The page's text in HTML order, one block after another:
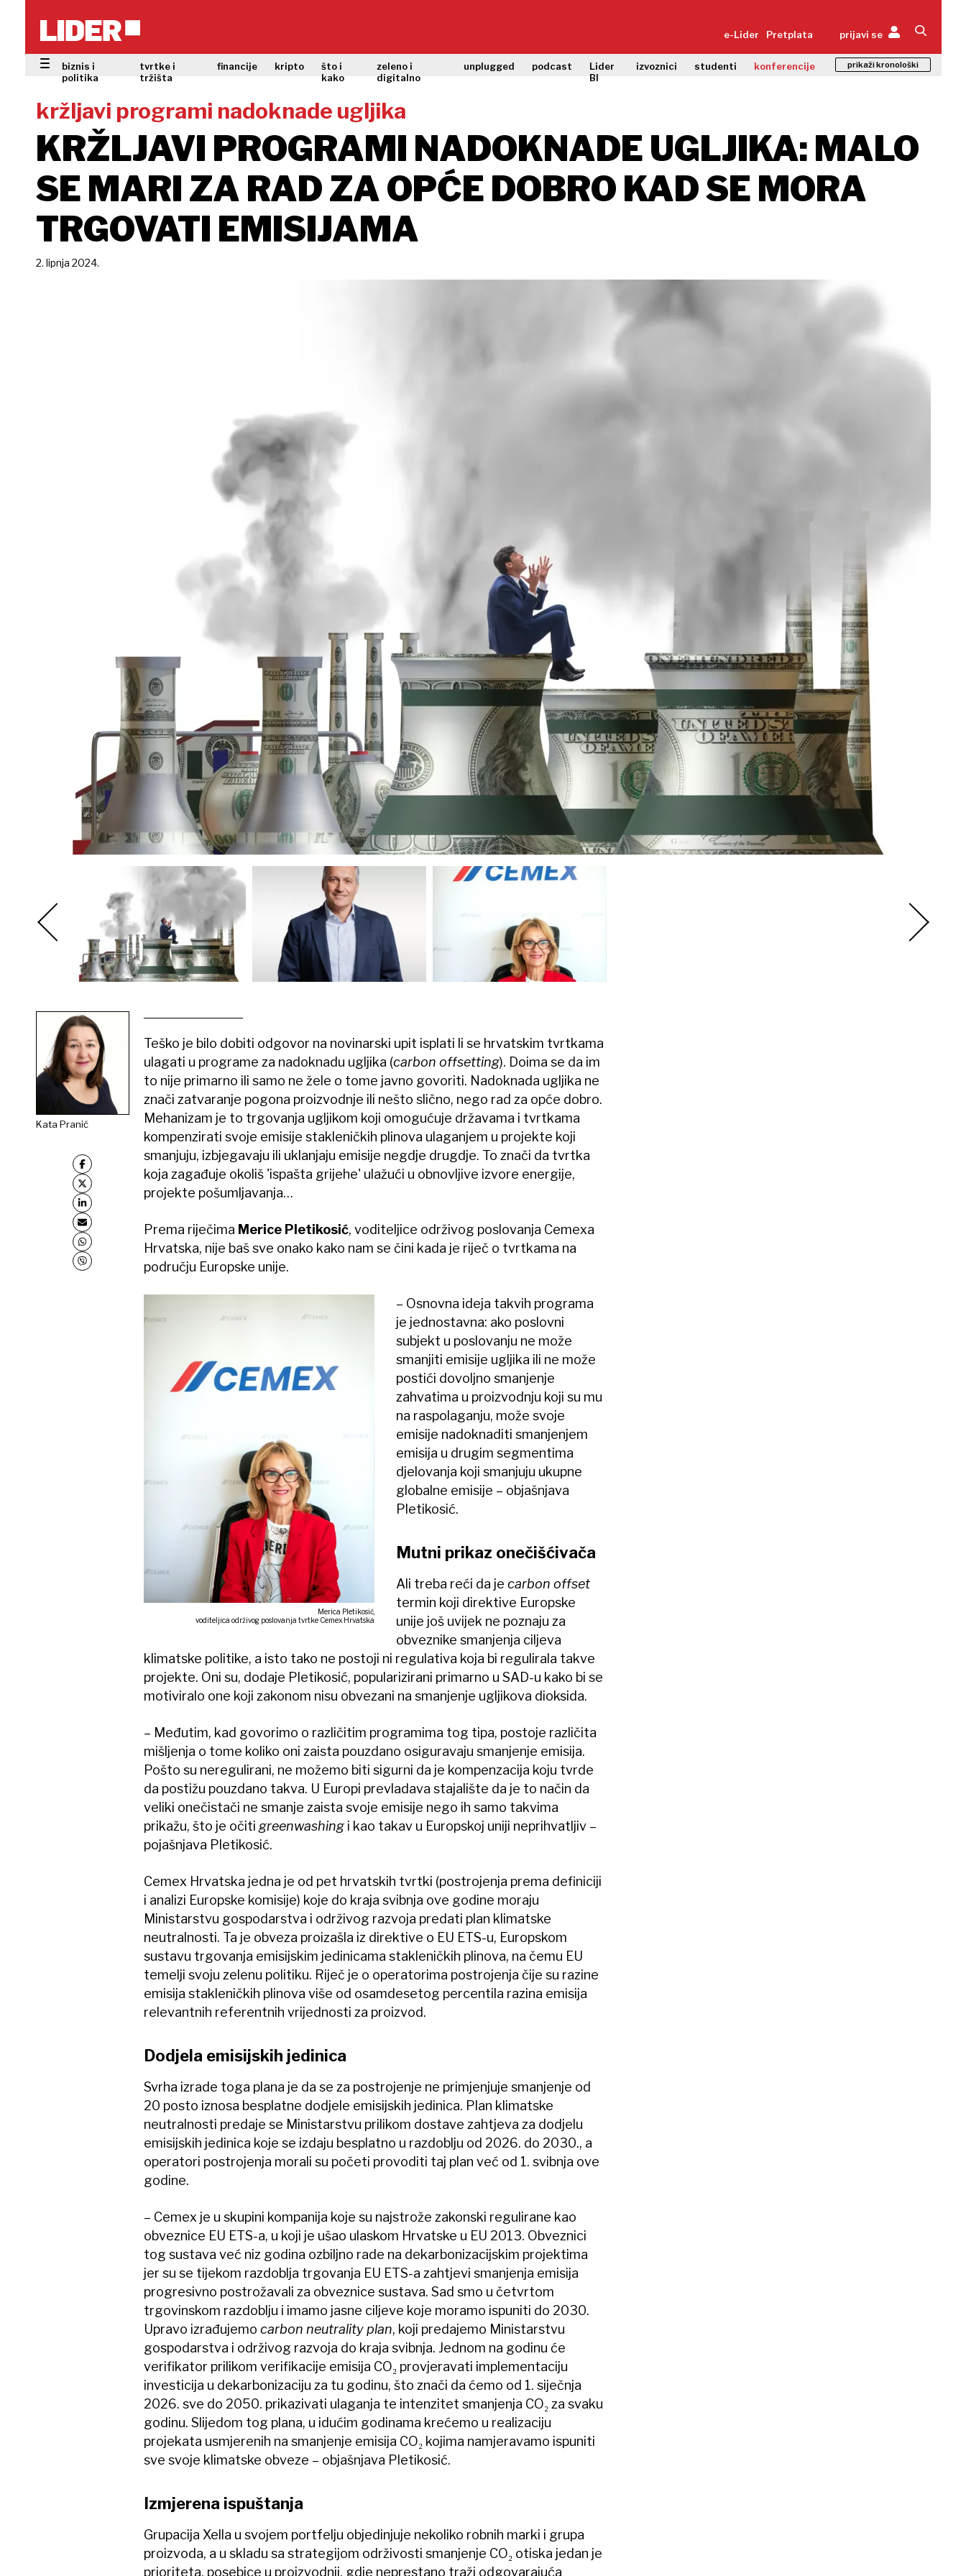
e-Lider Pretplata prijavi se
biznis i
politika
tvrtke i
tržišta
financije kripto
što i
kako
zeleno i
digitalno
unplugged podcast
Lider
BI
izvoznici studenti konferencije prikaži kronološki
kržljavi programi nadoknade ugljika
KRŽLJAVI PROGRAMI NADOKNADE UGLJIKA: MALO
SE MARI ZA RAD ZA OPĆE DOBRO KAD SE MORA
TRGOVATI EMISIJAMA
2. lipnja 2024.
Kata Pranić
Teško je bilo dobiti odgovor na novinarski upit isplati li se hrvatskim tvrtkama
ulagati u programe za nadoknadu ugljika (carbon offsetting). Doima se da im
to nije primarno ili samo ne žele o tome javno govoriti. Nadoknada ugljika ne
znači zatvaranje pogona proizvodnje ili nešto slično, nego rad za opće dobro.
Mehanizam je to trgovanja ugljikom koji omogućuje državama i tvrtkama
kompenzirati svoje emisije stakleničkih plinova ulaganjem u projekte koji
smanjuju, izbjegavaju ili uklanjaju emisije negdje drugdje. To znači da tvrtka
koja zagađuje okoliš 'ispašta grijehe' ulažući u obnovljive izvore energije,
projekte pošumljavanja…
Prema riječima Merice Pletikosić, voditeljice održivog poslovanja Cemexa
Hrvatska, nije baš sve onako kako nam se čini kada je riječ o tvrtkama na
području Europske unije.
Merica Pletikosić,
voditeljica održivog poslovanja tvrtke Cemex Hrvatska
– Osnovna ideja takvih programa
je jednostavna: ako poslovni
subjekt u poslovanju ne može
smanjiti emisije ugljika ili ne može
postići dovoljno smanjenje
zahvatima u proizvodnju koji su mu
na raspolaganju, može svoje
emisije nadoknaditi smanjenjem
emisija u drugim segmentima
djelovanja koji smanjuju ukupne
globalne emisije – objašnjava
Pletikosić.
Mutni prikaz onečišćivača
Ali treba reći da jecarbon offset
termin koji direktive Europske
unije još uvijek ne poznaju za
obveznike smanjenja ciljeva
klimatske politike, a isto tako ne postoji ni regulativa koja bi regulirala takve
projekte. Oni su, dodaje Pletikosić, popularizirani primarno u SAD-u kako bi se
motiviralo one koji zakonom nisu obvezani na smanjenje ugljikova dioksida.
– Međutim, kad govorimo o različitim programima tog tipa, postoje različita
mišljenja o tome koliko oni zaista pouzdano osiguravaju smanjenje emisija.
Pošto su neregulirani, ne možemo biti sigurni da je kompenzacija koju tvrde
da postižu pouzdano takva. U Europi prevladava stajalište da je to način da
veliki onečistači ne smanje zaista svoje emisije nego ih samo takvima
prikažu, što je očiti greenwashingi kao takav u Europskoj uniji neprihvatljiv –
pojašnjava Pletikosić.
Cemex Hrvatska jedna je od pet hrvatskih tvrtki (postrojenja prema definiciji
i analizi Europske komisije) koje do kraja svibnja ove godine moraju
Ministarstvu gospodarstva i održivog razvoja predati plan klimatske
neutralnosti. Ta je obveza proizašla iz direktive o EU ETS-u, Europskom
sustavu trgovanja emisijskim jedinicama stakleničkih plinova, na čemu EU
temelji svoju zelenu politiku. Riječ je o operatorima postrojenja čije su razine
emisija stakleničkih plinova više od osamdesetog percentila razina emisija
relevantnih referentnih vrijednosti za proizvod.
Dodjela emisijskih jedinica
Svrha izrade toga plana je da se za postrojenje ne primjenjuje smanjenje od
20 posto iznosa besplatne dodjele emisijskih jedinica. Plan klimatske
neutralnosti predaje se Ministarstvu prilikom dostave zahtjeva za dodjelu
emisijskih jedinica koje se izdaju besplatno u razdoblju od 2026. do 2030., a
operatori postrojenja morali su početi provoditi taj plan već od 1. svibnja ove
godine.
– Cemex je u skupini kompanija koje su najstrože zakonski regulirane kao
obveznice EU ETS-a, u koji je ušao ulaskom Hrvatske u EU 2013. Obveznici
tog sustava već niz godina ozbiljno rade na dekarbonizacijskim projektima
jer su se tijekom razdoblja trgovanja EU ETS-a zahtjevi smanjenja emisija
progresivno postrožavali za obveznice sustava. Sad smo u četvrtom
trgovinskom razdoblju i imamo jasne ciljeve koje moramo ispuniti do 2030.
Upravo izrađujemo carbon neutrality plan, koji predajemo Ministarstvu
gospodarstva i održivog razvoja do kraja svibnja. Jednom na godinu će
verifikator prilikom verifikacije emisija CO₂ provjeravati implementaciju
investicija u dekarbonizaciju za tu godinu, što znači da ćemo od 1. siječnja
2026. sve do 2050. prikazivati ulaganja te intenzitet smanjenja CO₂ za svaku
godinu. Slijedom tog plana, u idućim godinama krećemo u realizaciju
projekata usmjerenih na smanjenje emisija CO₂ kojima namjeravamo ispuniti
sve svoje klimatske obveze – objašnjava Pletikosić.
Izmjerena ispuštanja
Grupacija Xella u svojem portfelju objedinjuje nekoliko robnih marki i grupa
proizvoda, a u skladu sa strategijom održivosti smanjenje CO₂ otiska jedan je
prioriteta, posebice u proizvodnji, gdje neprestano traži odgovarajuća